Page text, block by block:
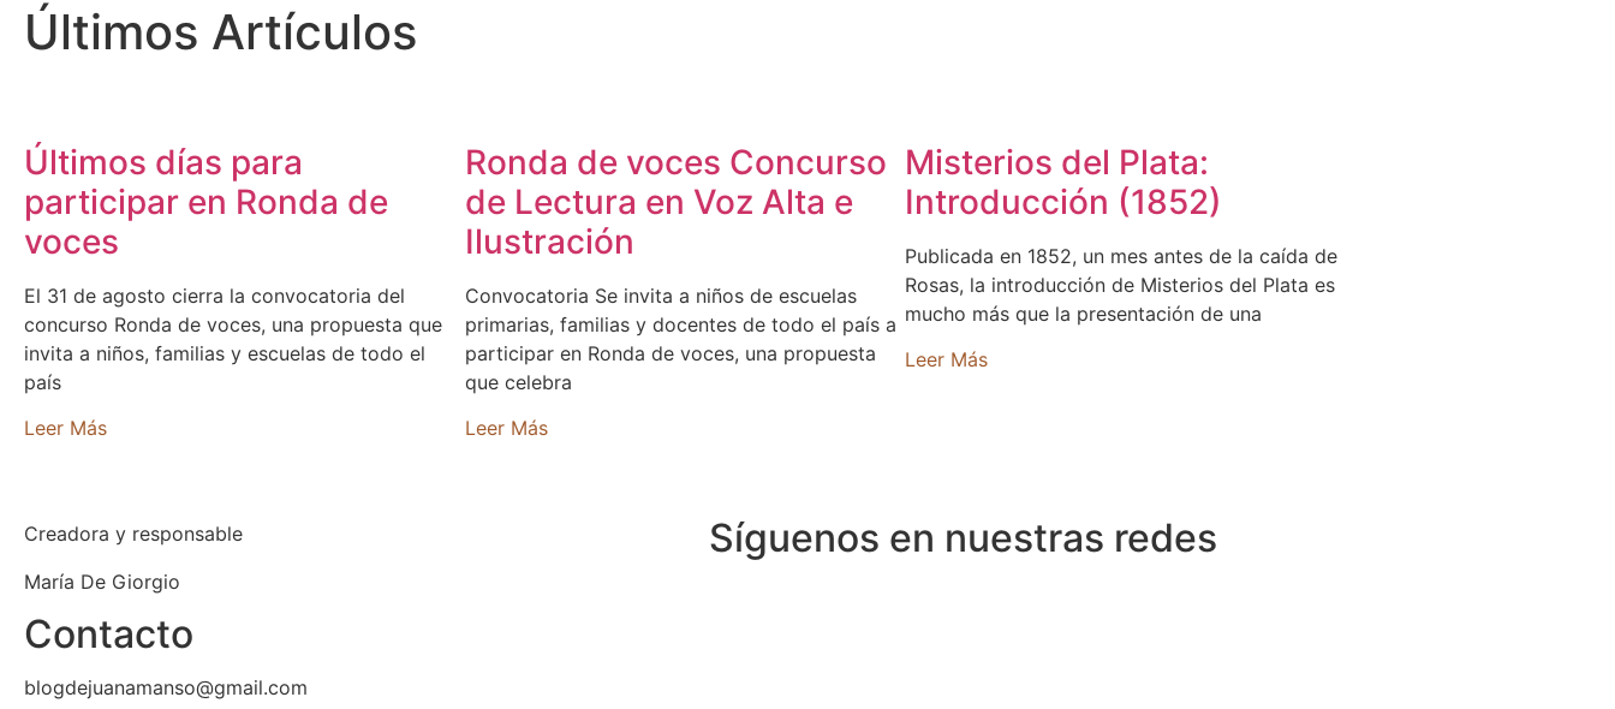
Últimos Artículos
Últimos días para
participar en Ronda de
voces
El 31 de agosto cierra la convocatoria del
concurso Ronda de voces, una propuesta que
invita a niños, familias y escuelas de todo el
país
Leer Más
Ronda de voces Concurso
de Lectura en Voz Alta e
Ilustración
Convocatoria Se invita a niños de escuelas
primarias, familias y docentes de todo el país a
participar en Ronda de voces, una propuesta
que celebra
Leer Más
Misterios del Plata:
Introducción (1852)
Publicada en 1852, un mes antes de la caída de
Rosas, la introducción de Misterios del Plata es
mucho más que la presentación de una
Leer Más
Creadora y responsable
María De Giorgio
Contacto
blogdejuanamanso@gmail.com
Síguenos en nuestras redes